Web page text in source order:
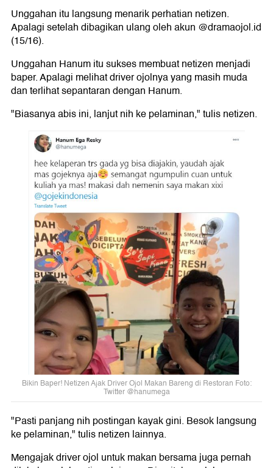
Unggahan itu langsung menarik perhatian netizen.
Apalagi setelah dibagikan ulang oleh akun @dramaojol.id
(15/16).
Unggahan Hanum itu sukses membuat netizen menjadi
baper. Apalagi melihat driver ojolnya yang masih muda
dan terlihat sepantaran dengan Hanum.
"Biasanya abis ini, lanjut nih ke pelaminan," tulis netizen.
Bikin Baper! Netizen Ajak Driver Ojol Makan Bareng di Restoran Foto:
Twitter @hanumega
"Pasti panjang nih postingan kayak gini. Besok langsung
ke pelaminan," tulis netizen lainnya.
Mengajak driver ojol untuk makan bersama juga pernah